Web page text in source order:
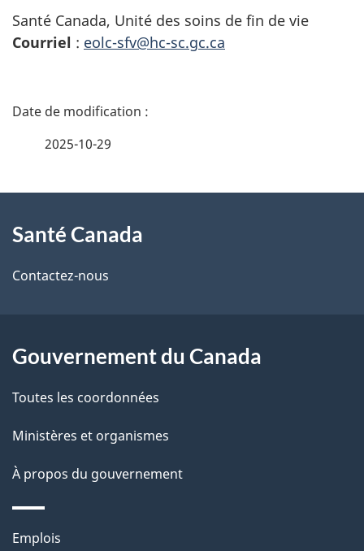
Santé Canada, Unité des soins de fin de vie
Courriel : eolc-sfv@hc-sc.gc.ca
D
i
l
d
e
p
a
2025-10-29
propos
de
site
Santé Canada
Contactez-nous
Gouvernement du Canada
Toutes les coordonnées
Ministères et organismes
À propos du gouvernement
Thèmes
Emplois